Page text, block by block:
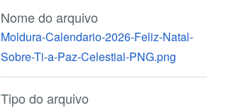
Nome do arquivo
Moldura-Calendario-2026-Feliz-Natal-
Sobre-Ti-a-Paz-Celestial-PNG.png
Tipo do arquivo